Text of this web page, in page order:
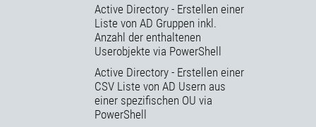
Active Directory - Erstellen einer
Liste von AD Gruppen inkl.
Anzahl der enthaltenen
Userobjekte via PowerShell
Active Directory - Erstellen einer
CSV Liste von AD Usern aus
einer spezifischen OU via
PowerShell